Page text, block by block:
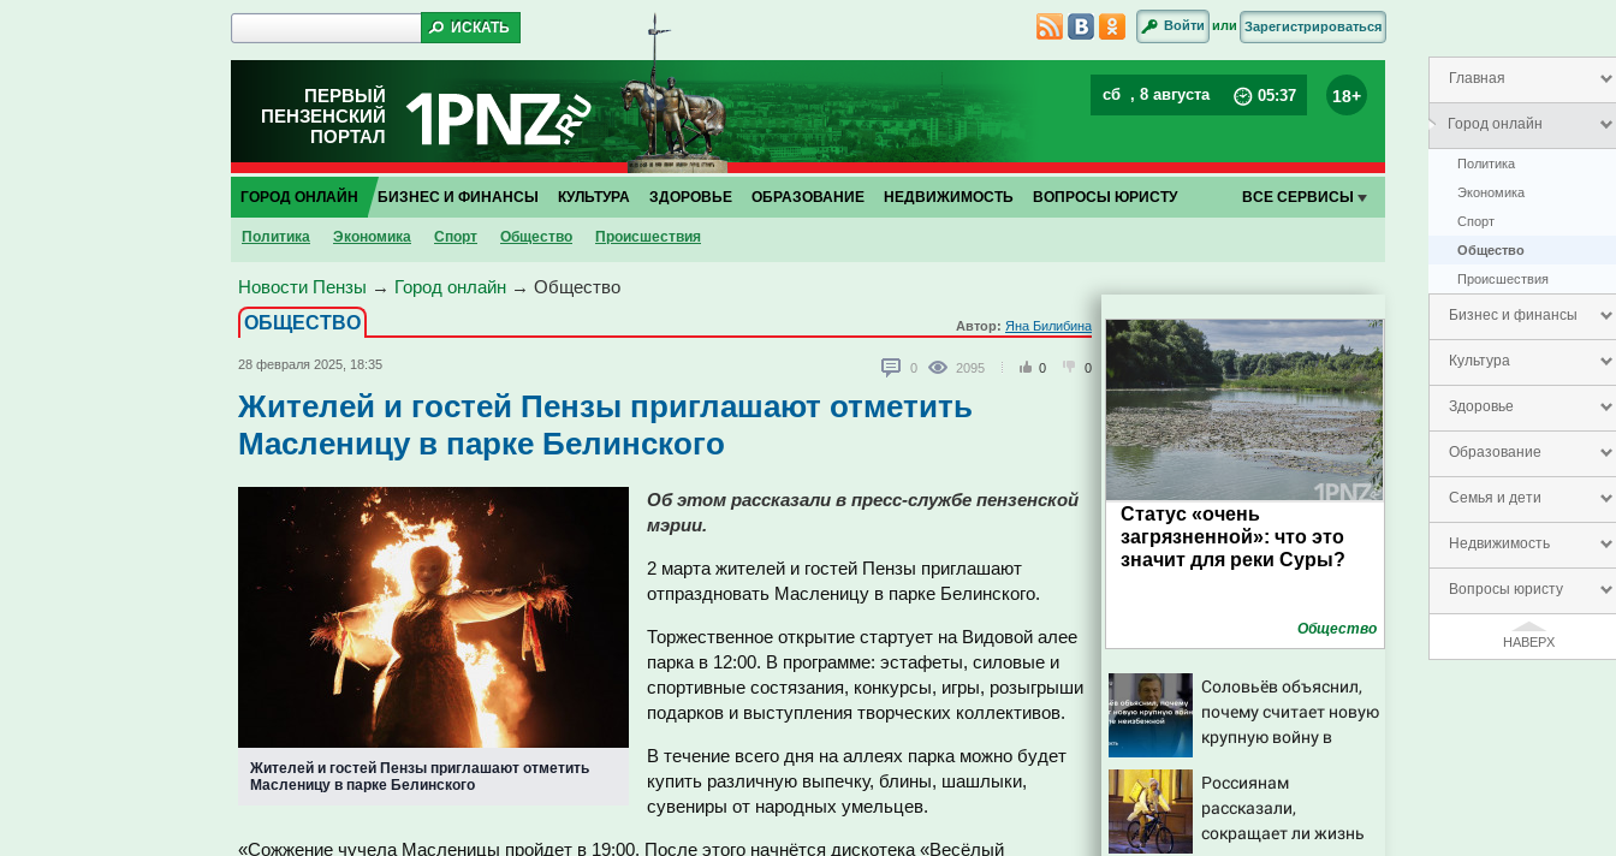
Главная
Город онлайн
Политика
Экономика
Спорт
Общество
Проиcшествия
Бизнес и финансы
Культура
Здоровье
Образование
Семья и дети
Недвижимость
Вопросы юристу
НАВЕРХ
Войти или Зарегистрироваться
ПЕРВЫЙ
ПЕНЗЕНСКИЙ
ПОРТАЛ
сб , 8 августа 05:37 18+
ГОРОД ОНЛАЙН
Политика Экономика Спорт Общество Проиcшествия
БИЗНЕС И ФИНАНСЫ КУЛЬТУРА ЗДОРОВЬЕ ОБРАЗОВАНИЕ НЕДВИЖИМОСТЬ ВОПРОСЫ ЮРИСТУ ВСЕ СЕРВИСЫ
Новости Пензы → Город онлайн → Общество
ОБЩЕСТВО
Автор: Яна Билибина
28 февраля 2025, 18:35 0 2095 0 0
Жителей и гостей Пензы приглашают отметить
Масленицу в парке Белинского
Жителей и гостей Пензы приглашают отметить
Масленицу в парке Белинского
Об этом рассказали в пресс-службе пензенской
мэрии.
2 марта жителей и гостей Пензы приглашают
отпраздновать Масленицу в парке Белинского.
Торжественное открытие стартует на Видовой алее
парка в 12:00. В программе: эстафеты, силовые и
спортивные состязания, конкурсы, игры, розыгрыши
подарков и выступления творческих коллективов.
В течение всего дня на аллеях парка можно будет
купить различную выпечку, блины, шашлыки,
сувениры от народных умельцев.
«Сожжение чучела Масленицы пройдет в 19:00. После этого начнётся дискотека «Весёлый
Статус «очень
загрязненной»: что это
значит для реки Суры?
Общество
Соловьёв объяснил,
почему считает новую
крупную войну в
Россиянам
рассказали,
сокращает ли жизнь